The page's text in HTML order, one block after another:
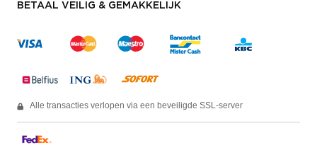
BETAAL VEILIG & GEMAKKELIJK
Alle transacties verlopen via een beveiligde SSL-server